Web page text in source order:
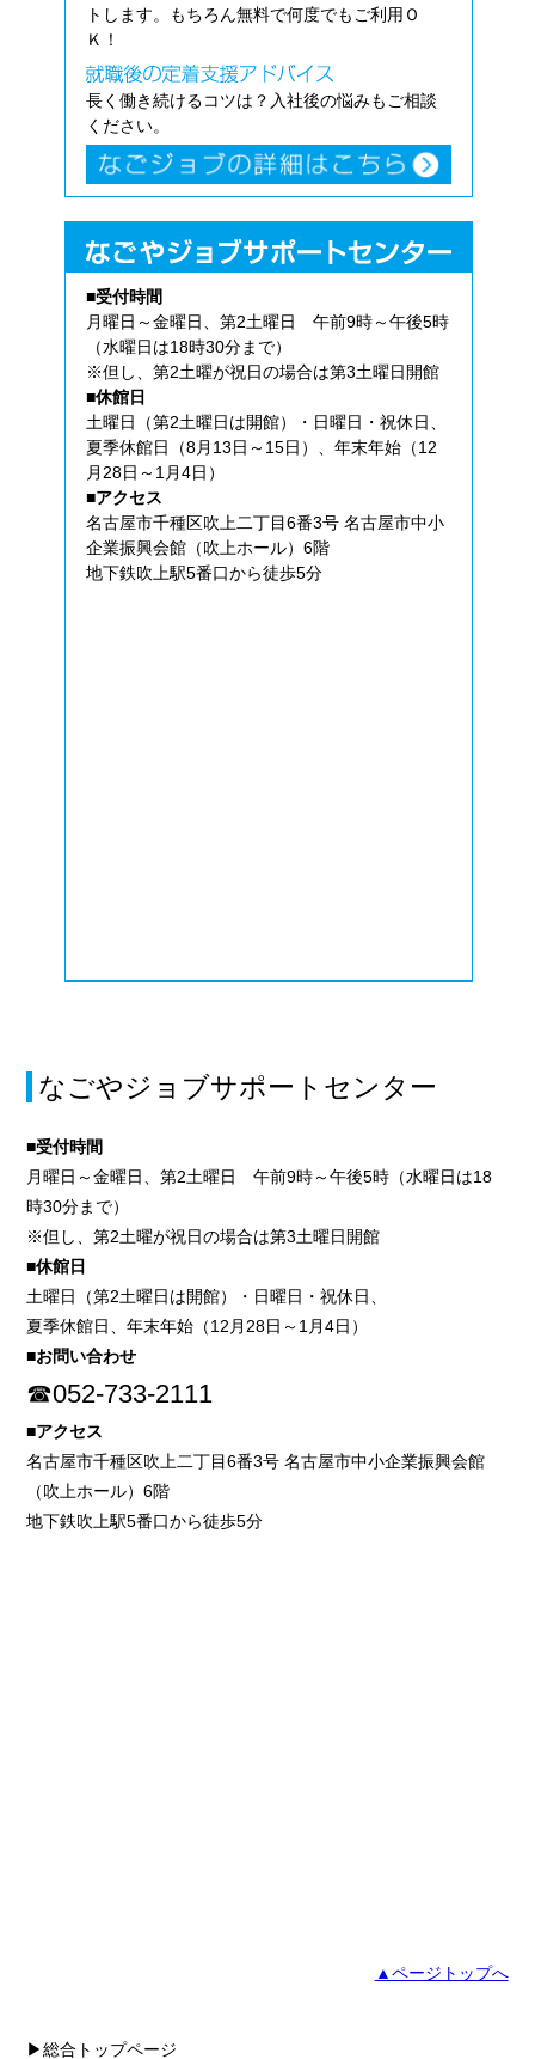
トします。もちろん無料で何度でもご利用Ｏ
Ｋ！
長く働き続けるコツは？入社後の悩みもご相談
ください。
■受付時間
月曜日～金曜日、第2土曜日 午前9時～午後5時
（水曜日は18時30分まで）
※但し、第2土曜が祝日の場合は第3土曜日開館
■休館日
土曜日（第2土曜日は開館）・日曜日・祝休日、
夏季休館日（8月13日～15日）、年末年始（12
月28日～1月4日）
■アクセス
名古屋市千種区吹上二丁目6番3号 名古屋市中小
企業振興会館（吹上ホール）6階
地下鉄吹上駅5番口から徒歩5分
なごやジョブサポートセンター
■受付時間
月曜日～金曜日、第2土曜日 午前9時～午後5時（水曜日は18
時30分まで）
※但し、第2土曜が祝日の場合は第3土曜日開館
■休館日
土曜日（第2土曜日は開館）・日曜日・祝休日、
夏季休館日、年末年始（12月28日～1月4日）
■お問い合わせ
☎052-733-2111
■アクセス
名古屋市千種区吹上二丁目6番3号 名古屋市中小企業振興会館
（吹上ホール）6階
地下鉄吹上駅5番口から徒歩5分
▲ページトップへ
▶総合トップページ